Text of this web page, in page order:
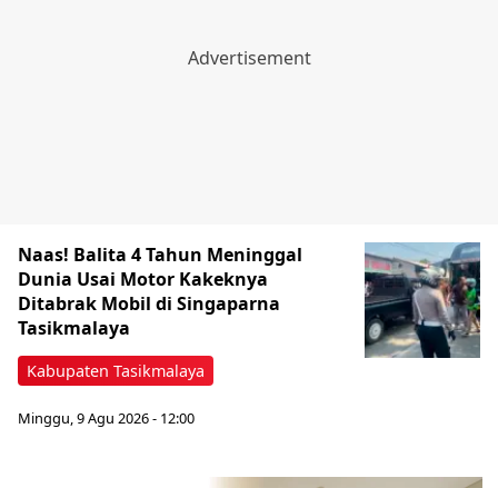
Kabupaten Tasikmalaya
Naas! Balita 4 Tahun Meninggal
Dunia Usai Motor Kakeknya
Ditabrak Mobil di Singaparna
Tasikmalaya
Minggu, 9 Agu 2026 - 12:00